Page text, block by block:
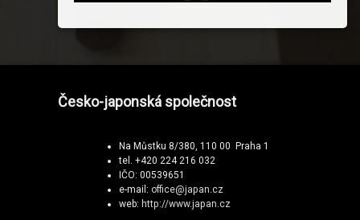
Česko-japonská společnost
Na Můstku 8/380, 110 00 Praha 1
tel. +420 224 216 032
IČO: 00539651
e-mail: office@japan.cz
web: http://www.japan.cz